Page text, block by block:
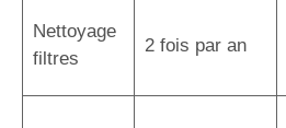
Nettoyage
filtres
2 fois par an